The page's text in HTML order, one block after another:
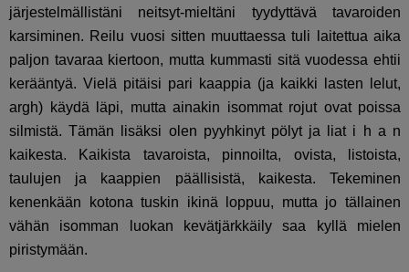
järjestelmällistäni neitsyt-mieltäni tyydyttävä tavaroiden
karsiminen. Reilu vuosi sitten muuttaessa tuli laitettua aika
paljon tavaraa kiertoon, mutta kummasti sitä vuodessa ehtii
kerääntyä. Vielä pitäisi pari kaappia (ja kaikki lasten lelut,
argh) käydä läpi, mutta ainakin isommat rojut ovat poissa
silmistä. Tämän lisäksi olen pyyhkinyt pölyt ja liat i h a n
kaikesta. Kaikista tavaroista, pinnoilta, ovista, listoista,
taulujen ja kaappien päällisistä, kaikesta. Tekeminen
kenenkään kotona tuskin ikinä loppuu, mutta jo tällainen
vähän isomman luokan kevätjärkkäily saa kyllä mielen
piristymään.